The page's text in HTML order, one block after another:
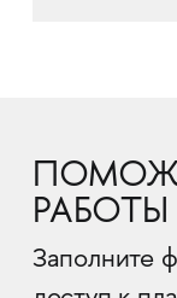
РАБОТЫ
Заполните